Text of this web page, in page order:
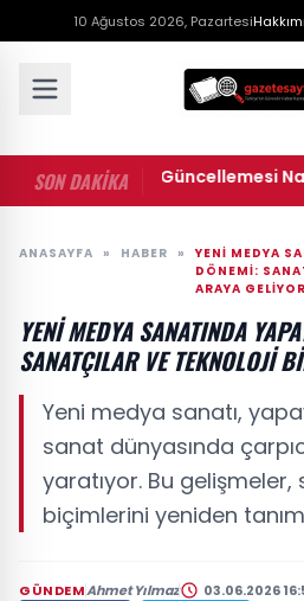
10 Ağustos 2026, Pazartesi
SON DAKİKA
• Uydu Kanal Güncellemesi Nasıl
ANASAYFA » HABER »
YENI MEDYA
DÖNEMI:
ARAYA GELIYOR
YENI MEDYA SANATINDA
SANATÇILAR VE TEKNOLOJI
Yeni medya sanatı,
sanat dünyasında
yaratıyor. Bu gelişmeler,
biçimlerini yeniden
GÜNDEMAhmet Yılmaz 03.06.2026